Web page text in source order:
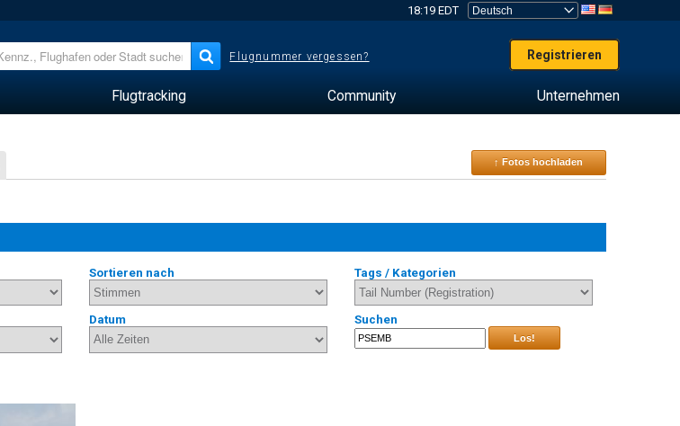
18:19 EDT
Flugnummer vergessen? Registrieren
Flugtracking Community Unternehmen
↑ Fotos hochladen
Sortieren nach Tags / Kategorien
Datum Suchen
Los!